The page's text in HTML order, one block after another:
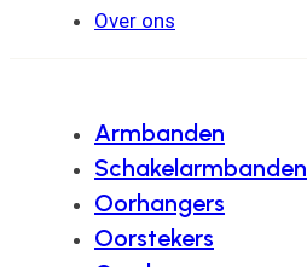
Over ons
Armbanden
Schakelarmbanden
Oorhangers
Oorstekers